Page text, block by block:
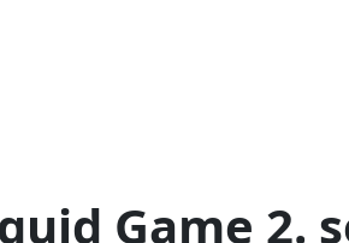
Game 2.